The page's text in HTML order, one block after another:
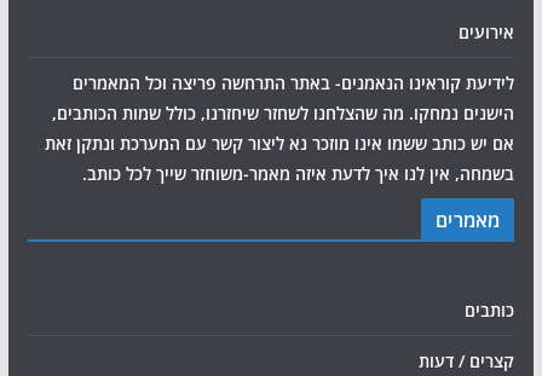
אירועים
לידיעת קוראינו הנאמנים- באתר התרחשה פריצה וכל המאמרים
הישנים נמחקו. מה שהצלחנו לשחזר שיחזרנו, כולל שמות הכותבים,
אם יש כותב ששמו אינו מוזכר נא ליצור קשר עם המערכת ונתקן זאת
בשמחה, אין לנו איך לדעת איזה מאמר-משוחזר שייך לכל כותב.
מאמרים
כותבים
קצרים / דעות